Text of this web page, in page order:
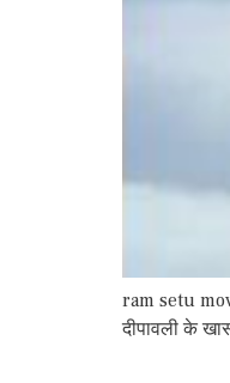
ram setu
दीपावली के